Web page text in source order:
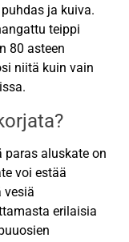
ja kuiva.
teippi
80 asteen
niitä kuin vain
paras aluskate on
voi estää
vesiä
erilaisia